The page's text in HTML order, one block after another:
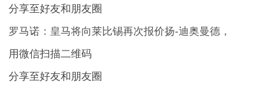
分享至好友和朋友圈
罗马诺：皇马将向莱比锡再次报价扬-迪奥曼德，
用微信扫描二维码
分享至好友和朋友圈